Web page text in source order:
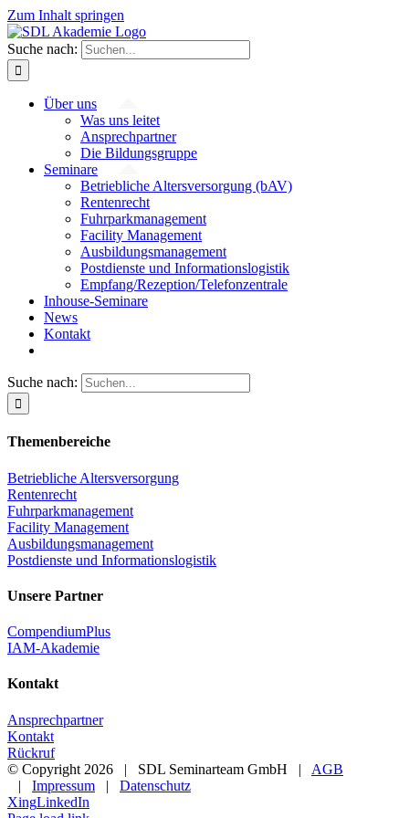
Zum Inhalt springen
Suche nach:
Über uns
Was uns leitet
Ansprechpartner
Die Bildungsgruppe
Seminare
Betriebliche Altersversorgung (bAV)
Rentenrecht
Fuhrparkmanagement
Facility Management
Ausbildungsmanagement
Postdienste und Informationslogistik
Empfang/Rezeption/Telefonzentrale
Inhouse-Seminare
News
Kontakt
Suche nach:
Themenbereiche
Betriebliche Altersversorgung
Rentenrecht
Fuhrparkmanagement
Facility Management
Ausbildungsmanagement
Postdienste und Informationslogistik
Unsere Partner
CompendiumPlus
IAM-Akademie
Kontakt
Ansprechpartner
Kontakt
Rückruf
© Copyright 2026 | SDL Seminarteam GmbH | AGB
| Impressum | Datenschutz
XingLinkedIn